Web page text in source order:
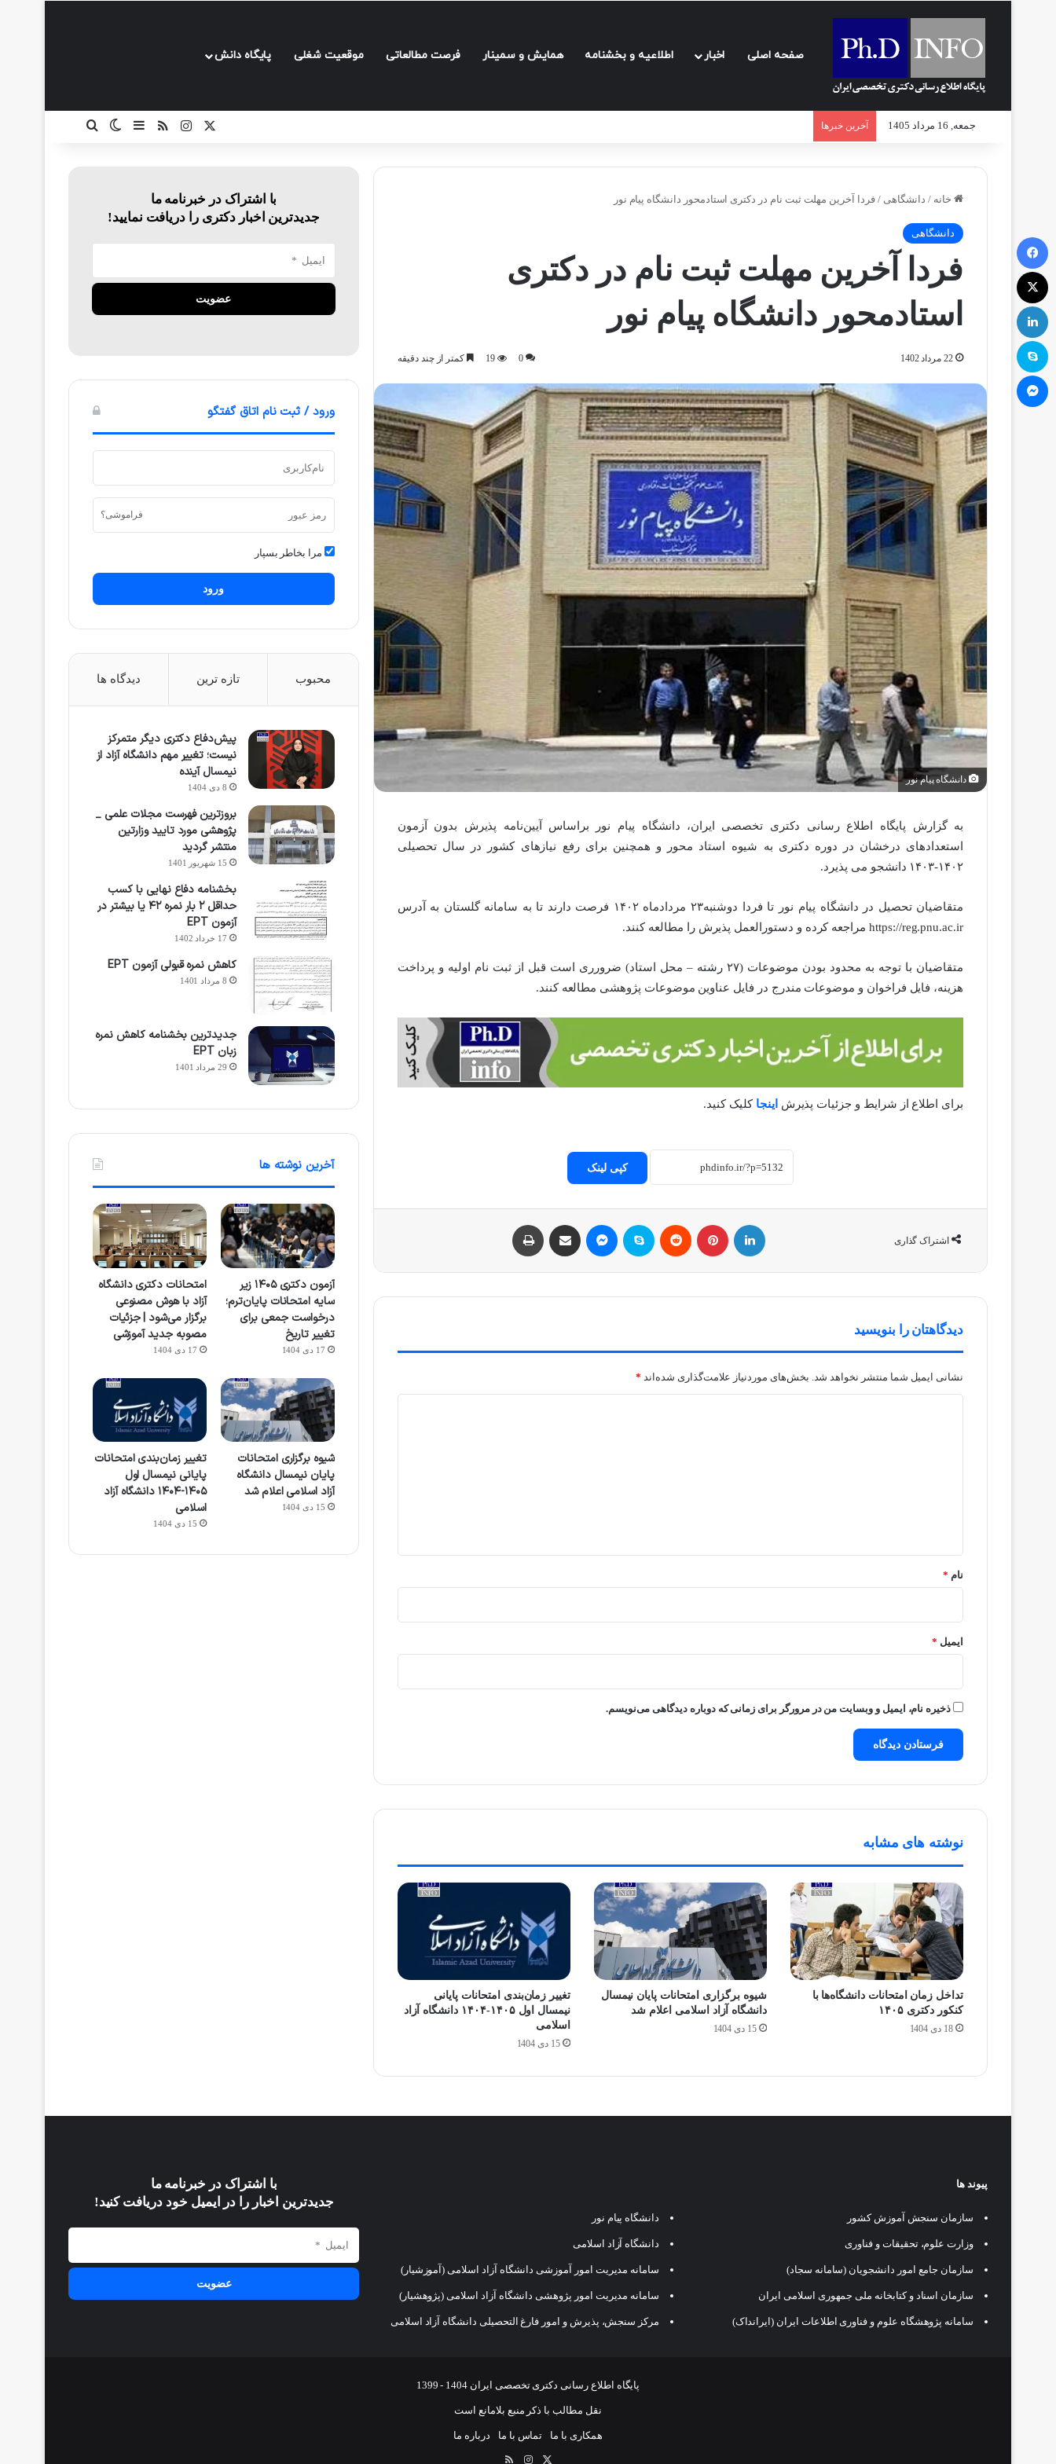
صفحه اصلی اخبار اطلاعیه و بخشنامه‌ همایش و سمینار فرصت مطالعاتی موقعیت شغلی پایگاه دانش
جمعه, 16 مرداد 1405 آخرین خبرها ایکساینستاگرام
خوراکسایدبارتغییر پوسته
خانه / دانشگاهی / فردا آخرین مهلت ثبت نام در دکتری استادمحور دانشگاه پیام نور
دانشگاهی
فردا آخرین مهلت ثبت نام در دکتری
استادمحور دانشگاه پیام نور
22 مرداد 1402 0
19 کمتر از چند دقیقه
دانشگاه پیام نور
به گزارش پایگاه اطلاع رسانی دکتری تخصصی ایران، دانشگاه پیام نور براساس آیین‌نامه پذیرش بدون آزمون
استعدادهای درخشان در دوره دکتری به شیوه استاد محور و همچنین برای رفع نیازهای کشور در سال تحصیلی
۱۴۰۲-۱۴۰۳ دانشجو می پذیرد.
متقاضیان تحصیل در دانشگاه پیام نور تا فردا دوشنبه۲۳ مردادماه ۱۴۰۲ فرصت دارند تا به سامانه گلستان به آدرس
https://reg.pnu.ac.ir مراجعه کرده و دستورالعمل پذیرش را مطالعه کنند.
متقاضیان با توجه به محدود بودن موضوعات (۲۷ رشته – محل استاد) ضرورری است قبل از ثبت نام اولیه و پرداخت
هزینه، فایل فراخوان و موضوعات مندرج در فایل عناوین موضوعات پژوهشی مطالعه کنند.
برای اطلاع از شرایط و جزئیات پذیرش اینجا کلیک کنید.
کپی لینک
اشتراک گذاری
دیدگاهتان را بنویسید
نشانی ایمیل شما منتشر نخواهد شد. بخش‌های موردنیاز علامت‌گذاری شده‌اند *
نام *
ایمیل *
ذخیره نام، ایمیل و وبسایت من در مرورگر برای زمانی که دوباره دیدگاهی می‌نویسم.
نوشته های مشابه
تداخل زمان امتحانات دانشگاه‌ها با
کنکور دکتری ۱۴۰۵
18 دی 1404
شیوه برگزاری امتحانات پایان نیمسال
دانشگاه آزاد اسلامی اعلام شد
15 دی 1404
تغییر زمان‌بندی امتحانات پایانی
نیمسال اول ۱۴۰۵-۱۴۰۴ دانشگاه آزاد
اسلامی
15 دی 1404
با اشتراک در خبرنامه ما
جدیدترین اخبار دکتری را دریافت نمایید!
ورود / ثبت نام اتاق گفتگو
فراموشی؟
مرا بخاطر بسپار
ورود
محبوب تازه ترین دیدگاه ها
پیش‌دفاع دکتری دیگر متمرکز
نیست؛ تغییر مهم دانشگاه آزاد از
نیمسال آینده
8 دی 1404
بروزترین فهرست مجلات علمی _
پژوهشی مورد تایید وزارتین
منتشر گردید
15 شهریور 1401
بخشنامه دفاع نهایی با کسب
حداقل ۲ بار نمره ۴۲ یا بیشتر در
آزمون EPT
17 خرداد 1402
کاهش نمره قبولی آزمون EPT
8 مرداد 1401
جدیدترین بخشنامه کاهش نمره
زبان EPT
29 مرداد 1401
آخرین نوشته ها
آزمون دکتری ۱۴۰۵ زیر
سایه امتحانات پایان‌ترم؛
درخواست جمعی برای
تغییر تاریخ
17 دی 1404
امتحانات دکتری دانشگاه
آزاد با هوش مصنوعی
برگزار می‌شود | جزئیات
مصوبه جدید آموزشی
17 دی 1404
شیوه برگزاری امتحانات
پایان نیمسال دانشگاه
آزاد اسلامی اعلام شد
15 دی 1404
تغییر زمان‌بندی امتحانات
پایانی نیمسال اول
۱۴۰۵-۱۴۰۴ دانشگاه آزاد
اسلامی
15 دی 1404
پیوند ها
سازمان سنجش آموزش کشور
وزارت علوم، تحقیقات و فناوری
سازمان جامع امور دانشجویان (سامانه سجاد)
سازمان اسناد و کتابخانه ملی جمهوری اسلامی ایران
سامانه پژوهشگاه علوم و فناوری اطلاعات ایران (ایرانداک)
دانشگاه پیام نور
دانشگاه آزاد اسلامی
سامانه مدیریت امور آموزشی دانشگاه آزاد اسلامی (آموزشیار)
سامانه مدیریت امور پژوهشی دانشگاه آزاد اسلامی (پژوهشیار)
مرکز سنجش، پذیرش و امور فارغ التحصیلی دانشگاه آزاد اسلامی
با اشتراک در خبرنامه ما
جدیدترین اخبار را در ایمیل خود دریافت کنید!
پایگاه اطلاع رسانی دکتری تخصصی ایران 1404 - 1399
نقل مطالب با ذکر منبع بلامانع است
همکاری با ما تماس با ما درباره ما
ایکس اینستاگرام
خوراک